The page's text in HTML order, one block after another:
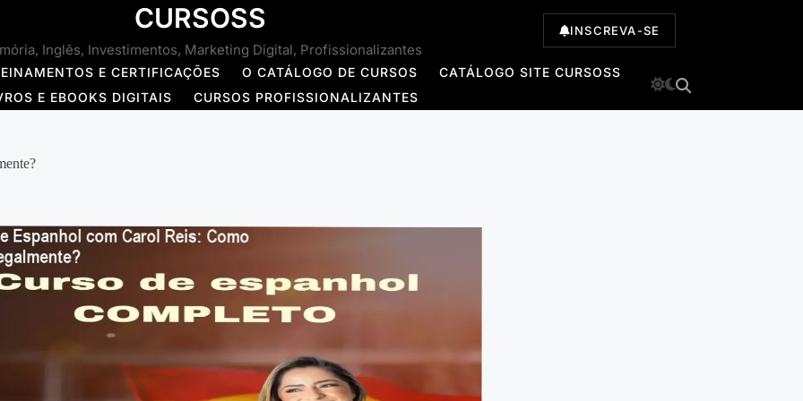
CURSOSS
Inglês, Investimentos, Marketing Digital, Profissionalizantes
INSCREVA-SE
E CERTIFICAÇÕES O CATÁLOGO DE CURSOS
CATÁLOGO SITE CURSOSS
E EBOOKS DIGITAIS
CURSOS PROFISSIONALIZANTES